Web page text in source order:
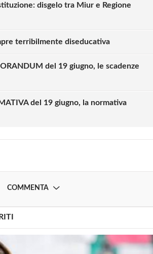
disgelo tra Miur e Regione
terribilmente diseducativa
del 19 giugno, le scadenze
del 19 giugno, la normativa
COMMENTA
registrati possono